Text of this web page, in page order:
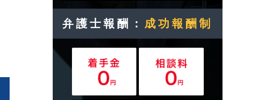
弁護士報酬： 成功報酬制